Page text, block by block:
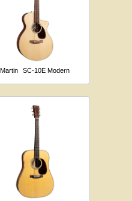
Martin SC-10E Modern